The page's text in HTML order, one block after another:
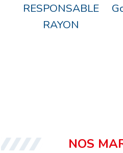
RESPONSABLE
RAYON
NOS